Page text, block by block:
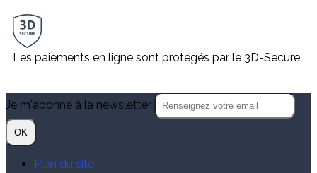
Les paiements en ligne sont protégés par le 3D-Secure.
Je m'abonne à la newsletter
OK
Plan du site